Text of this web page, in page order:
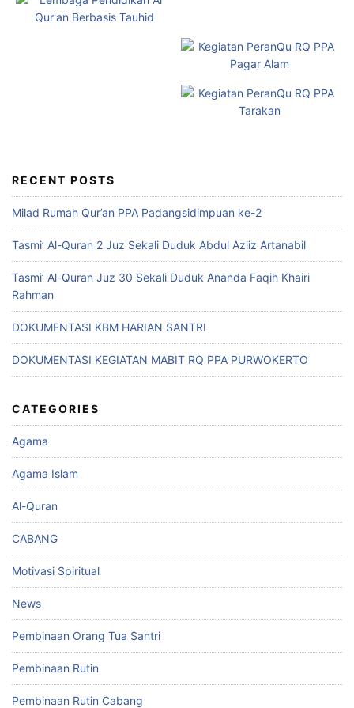
RECENT POSTS
Milad Rumah Qur’an PPA Padangsidimpuan ke-2
Tasmi’ Al-Quran 2 Juz Sekali Duduk Abdul Aziiz Artanabil
Tasmi’ Al-Quran Juz 30 Sekali Duduk Ananda Faqih Khairi
Rahman
DOKUMENTASI KBM HARIAN SANTRI
DOKUMENTASI KEGIATAN MABIT RQ PPA PURWOKERTO
CATEGORIES
Agama
Agama Islam
Al-Quran
CABANG
Motivasi Spiritual
News
Pembinaan Orang Tua Santri
Pembinaan Rutin
Pembinaan Rutin Cabang